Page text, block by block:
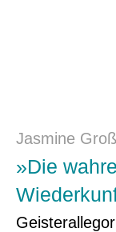
Jasmine Groß
»Die